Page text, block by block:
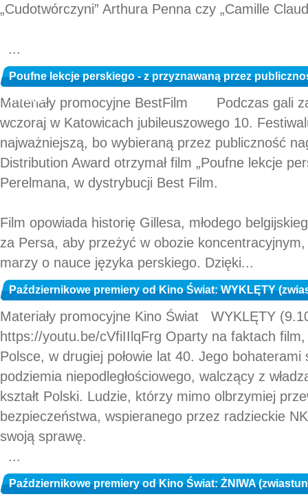
„Cudotwórczyni” Arthura Penna czy „Camille
...
Poufne lekcje perskiego - z przyznawaną przez
Award!
Materiały promocyjne BestFilm Podczas gali
wczoraj w Katowicach jubileuszowego 10.
najważniejszą, bo wybieraną przez publiczność
Distribution Award otrzymał film „Poufne lekcje
Perelmana, w dystrybucji Best Film.
Film opowiada historię Gillesa, młodego
za Persa, aby przeżyć w obozie
marzy o nauce języka perskiego. Dzięki...
Październikowe premiery od Kino Świat: WYKLĘTY
Materiały promocyjne Kino Świat WYKLĘTY
https://youtu.be/cVfiIIlqFrg Oparty na faktach
Polsce, w drugiej połowie lat 40. Jego bohaterami
podziemia niepodległościowego, walczący z
kształt Polski. Ludzie, którzy mimo olbrzymiej
bezpieczeństwa, wspieranego przez radzieckie
swoją sprawę.
...
Październikowe premiery od Kino Świat: ŻNIWA